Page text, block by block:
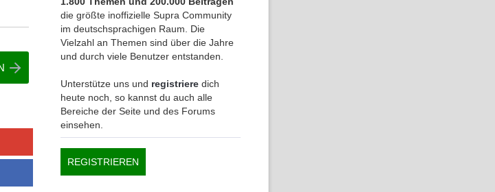
die größte inoffizielle Supra Community
im deutschsprachigen Raum. Die
Vielzahl an Themen sind über die Jahre
und durch viele Benutzer entstanden.
Unterstütze uns und registriere dich
heute noch, so kannst du auch alle
Bereiche der Seite und des Forums
einsehen.
REGISTRIEREN